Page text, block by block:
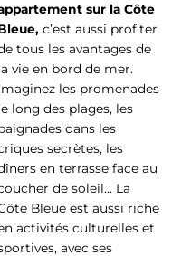
sur la Côte
c’est aussi profiter
tous les avantages de
vie en bord de mer.
les promenades
long des plages, les
dans les
secrètes, les
en terrasse face au
de soleil… La
Bleue est aussi riche
activités culturelles et
avec ses